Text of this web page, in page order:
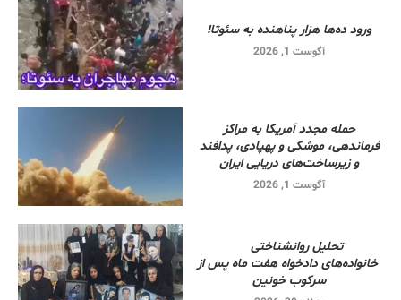
ورود ده‌ها هزار پناهنده به سئوتا!
آگوست 1, 2026
حمله مجدد آمریکا به مراکز
فرماندهی، موشکی و پهپادی، پدافند
و زیرساخت‌های دریایی ایران
آگوست 1, 2026
تحلیل روانشناختی
خانواده‌های دادخواه هفت ماه پس از
سرکوب خونین